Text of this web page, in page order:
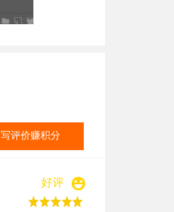
写评价赚积分
好评